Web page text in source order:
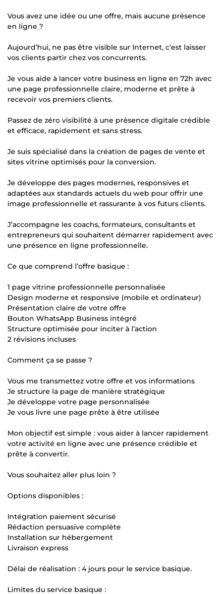
Vous avez une idée ou une offre, mais aucune présence
en ligne ?
Aujourd’hui, ne pas être visible sur Internet, c’est laisser
vos clients partir chez vos concurrents.
Je vous aide à lancer votre business en ligne en 72h avec
une page professionnelle claire, moderne et prête à
recevoir vos premiers clients.
Passez de zéro visibilité à une présence digitale crédible
et efficace, rapidement et sans stress.
Je suis spécialisé dans la création de pages de vente et
sites vitrine optimisés pour la conversion.
Je développe des pages modernes, responsives et
adaptées aux standards actuels du web pour offrir une
image professionnelle et rassurante à vos futurs clients.
J’accompagne les coachs, formateurs, consultants et
entrepreneurs qui souhaitent démarrer rapidement avec
une présence en ligne professionnelle.
Ce que comprend l’offre basique :
1 page vitrine professionnelle personnalisée
Design moderne et responsive (mobile et ordinateur)
Présentation claire de votre offre
Bouton WhatsApp Business intégré
Structure optimisée pour inciter à l’action
2 révisions incluses
Comment ça se passe ?
Vous me transmettez votre offre et vos informations
Je structure la page de manière stratégique
Je développe votre page personnalisée
Je vous livre une page prête à être utilisée
Mon objectif est simple : vous aider à lancer rapidement
votre activité en ligne avec une présence crédible et
prête à convertir.
Vous souhaitez aller plus loin ?
Options disponibles :
Intégration paiement sécurisé
Rédaction persuasive complète
Installation sur hébergement
Livraison express
Délai de réalisation : 4 jours pour le service basique.
Limites du service basique :